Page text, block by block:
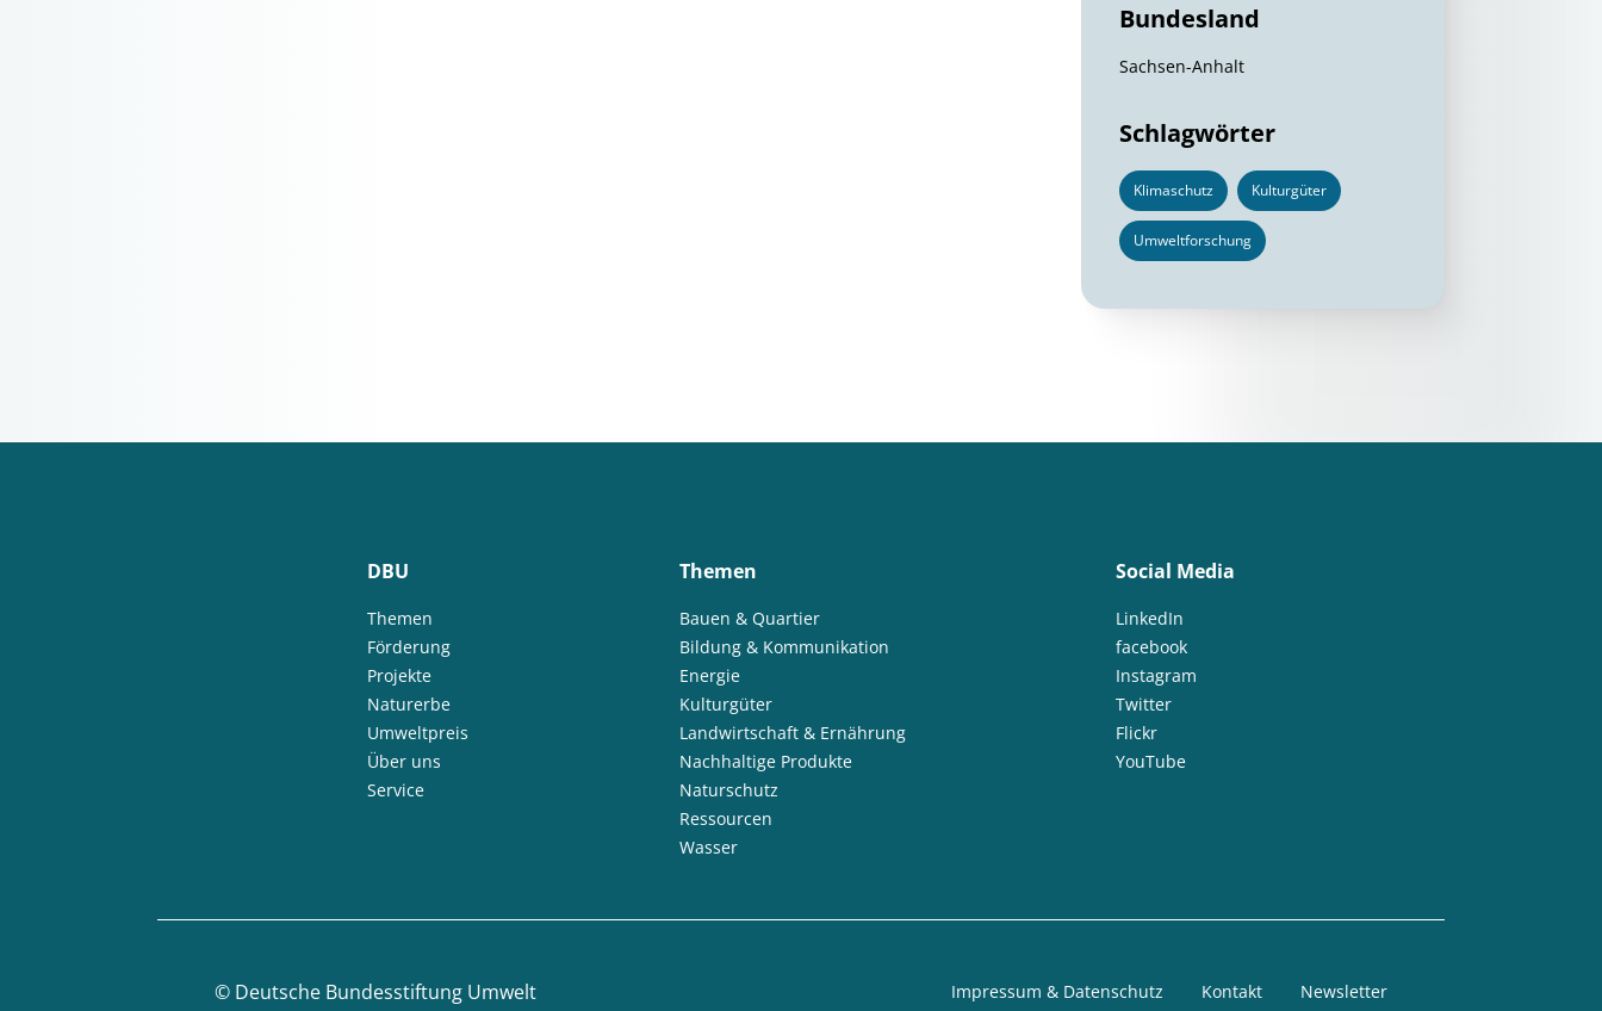
Bundesland
Sachsen-Anhalt
Schlagwörter
Klimaschutz Kulturgüter
Umweltforschung
DBU
Themen
Förderung
Projekte
Naturerbe
Umweltpreis
Über uns
Service
Themen
Bauen & Quartier
Bildung & Kommunikation
Energie
Kulturgüter
Landwirtschaft & Ernährung
Nachhaltige Produkte
Naturschutz
Ressourcen
Wasser
Social Media
LinkedIn
facebook
Instagram
Twitter
Flickr
YouTube
© Deutsche Bundesstiftung Umwelt Impressum & Datenschutz Kontakt Newsletter